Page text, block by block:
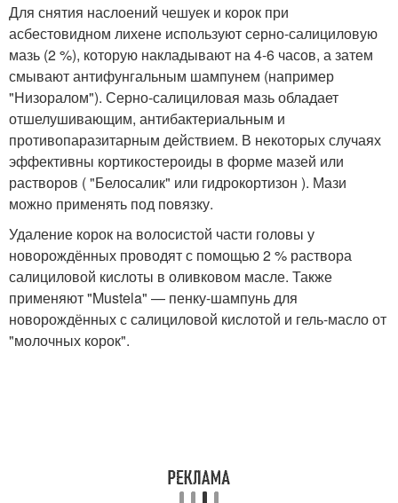
Для снятия наслоений чешуек и корок при
асбестовидном лихене используют серно-салициловую
мазь (2 %), которую накладывают на 4-6 часов, а затем
смывают антифунгальным шампунем (например
"Низоралом"). Серно-салициловая мазь обладает
отшелушивающим, антибактериальным и
противопаразитарным действием. В некоторых случаях
эффективны кортикостероиды в форме мазей или
растворов ( "Белосалик" или гидрокортизон ). Мази
можно применять под повязку.
Удаление корок на волосистой части головы у
новорождённых проводят с помощью 2 % раствора
салициловой кислоты в оливковом масле. Также
применяют "Mustela" — пенку-шампунь для
новорождённых с салициловой кислотой и гель-масло от
"молочных корок".